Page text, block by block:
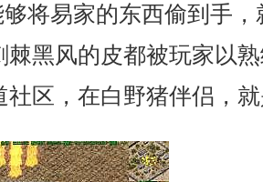
将易家的东西偷到手
棘黑风的皮都被玩家以
社区，在白野猪伴侣，